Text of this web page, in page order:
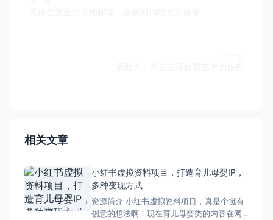
相关文章
小红书虚拟资料项目，打造育儿母婴IP，
多种变现方式
资源简介 小红书虚拟资料项目，真是个挺有
创意的想法啊！现在育儿母婴类的内容在网